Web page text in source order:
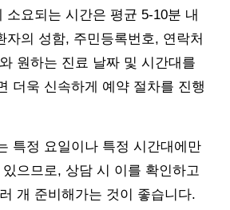
소요되는 시간은 평균 5-10분 내
자의 성함, 주민등록번호, 연락처
원하는 진료 날짜 및 시간대를
더욱 신속하게 예약 절차를 진행
특정 요일이나 특정 시간대에만
으므로, 상담 시 이를 확인하고
개 준비해가는 것이 좋습니다.